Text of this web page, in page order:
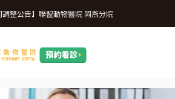
調整公告】聯盟動物醫院 岡燕分院
】加入我們，一起守護更多生命